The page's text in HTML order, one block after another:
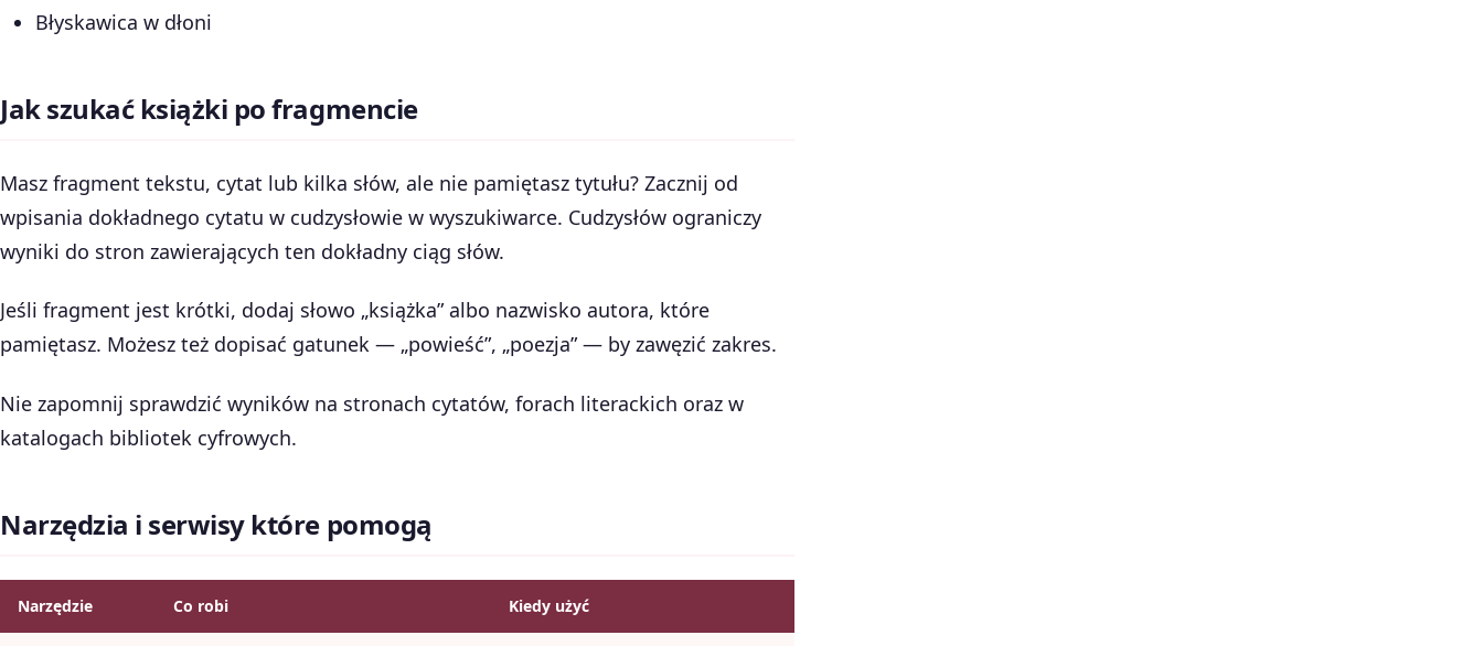
Błyskawica w dłoni
Jak szukać książki po fragmencie
Masz fragment tekstu, cytat lub kilka słów, ale nie pamiętasz tytułu? Zacznij od
wpisania dokładnego cytatu w cudzysłowie w wyszukiwarce. Cudzysłów ograniczy
wyniki do stron zawierających ten dokładny ciąg słów.
Jeśli fragment jest krótki, dodaj słowo „książka” albo nazwisko autora, które
pamiętasz. Możesz też dopisać gatunek — „powieść”, „poezja” — by zawęzić zakres.
Nie zapomnij sprawdzić wyników na stronach cytatów, forach literackich oraz w
katalogach bibliotek cyfrowych.
Narzędzia i serwisy które pomogą
Narzędzie Co robi Kiedy użyć